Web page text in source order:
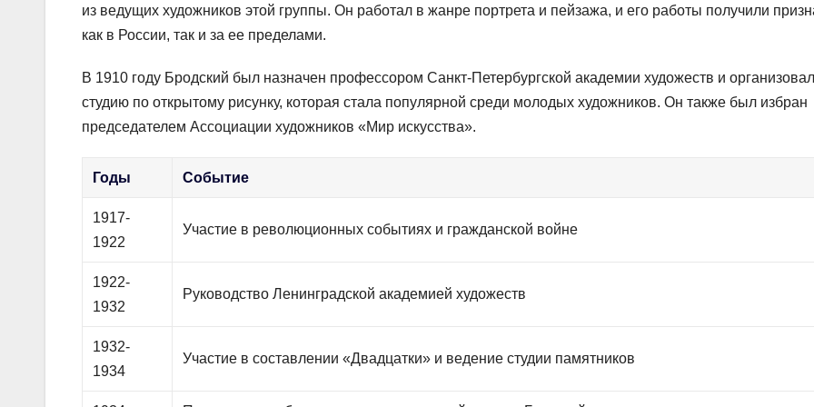
из ведущих художников этой группы. Он работал в жанре портрета и пейзажа, и его работы получили
как в России, так и за ее пределами.
В 1910 году Бродский был назначен профессором Санкт-Петербургской академии художеств и организовал
студию по открытому рисунку, которая стала популярной среди молодых художников. Он также был избран
председателем Ассоциации художников «Мир искусства».
Годы Событие
1917-
1922
Участие в революционных событиях и гражданской войне
1922-
1932
Руководство Ленинградской академией художеств
1932-
1934
Участие в составлении «Двадцатки» и ведение студии памятников